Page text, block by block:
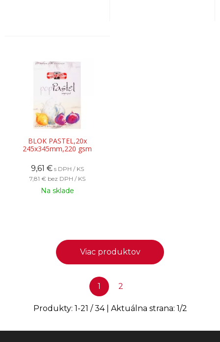
BLOK PASTEL,20x
245x345mm,220 gsm
9,61 € s DPH / KS
7,81 € bez DPH / KS
Na sklade
Viac produktov
1 2
Produkty: 1-21 /34| Aktuálna strana: 1/2